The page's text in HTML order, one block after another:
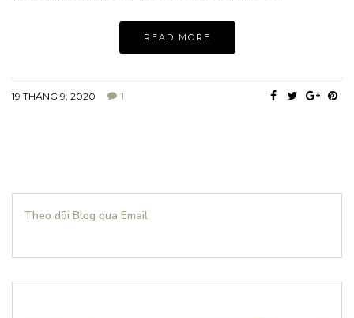
READ MORE
19 THÁNG 9, 2020 1
Theo dõi Blog qua Email